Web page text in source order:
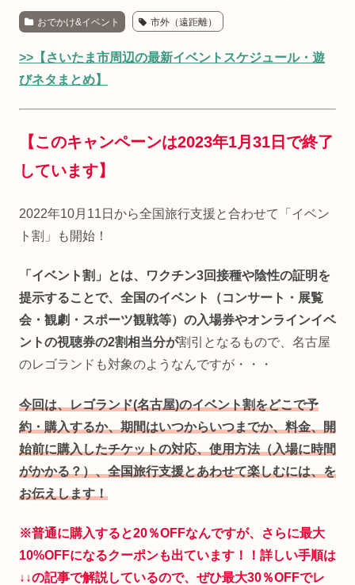
おでかけ&イベント 市外（遠距離）
>>【さいたま市周辺の最新イベントスケジュール・遊
びネタまとめ】
【このキャンペーンは2023年1月31日で終了
しています】
2022年10月11日から全国旅行支援と合わせて「イベン
ト割」も開始！
「イベント割」とは、ワクチン3回接種や陰性の証明を
提示することで、全国のイベント（コンサート・展覧
会・観劇・スポーツ観戦等）の入場券やオンラインイベ
ントの視聴券の2割相当分が割引となるもので、名古屋
のレゴランドも対象のようなんですが・・・
今回は、レゴランド(名古屋)のイベント割をどこで予
約・購入するか、期間はいつからいつまでか、料金、開
始前に購入したチケットの対応、使用方法（入場に時間
がかかる？）、全国旅行支援とあわせて楽しむには、を
お伝えします！
※普通に購入すると20％OFFなんですが、さらに最大
10%OFFになるクーポンも出ています！！詳しい手順は
↓ ↓の記事で解説しているので、ぜひ最大30％OFFでレ